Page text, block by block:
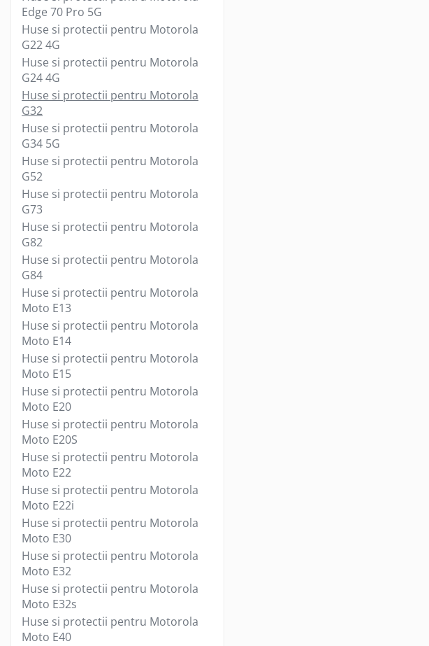
Mouse Pad Gaming
Tastatura Gaming
Accesorii IT
Accesorii laptop
Cooler laptop
Ventilatoare USB
Accesorii monitoare
Suporturi monitoare
Accesorii smartphone
Accesorii SIM
Adaptoare smartphone
Cabluri iPhone
Cabluri microUSB
Cabluri USB tip C
Casti cu cablu
Casti wireless
Gadgets smartphone
Huse smartphone
Incarcatoare wireless
Incarcator auto
Incarcator priza retea
Lentile smartphone
Microfoane pentru smartphone
Ochelari Virtuali pentru
smartphone
Selfie Stickuri & Stative pentru
Smartphone
Stickers smartphone
Stylus pen
Suport auto
Suport birou
Telecomanda Smart
Accesorii tablete
Folie tablete
Husa tableta
Edge 70 Pro 5G
Huse si protectii pentru Motorola
G22 4G
Huse si protectii pentru Motorola
G24 4G
Huse si protectii pentru Motorola
G32
Huse si protectii pentru Motorola
G34 5G
Huse si protectii pentru Motorola
G52
Huse si protectii pentru Motorola
G73
Huse si protectii pentru Motorola
G82
Huse si protectii pentru Motorola
G84
Huse si protectii pentru Motorola
Moto E13
Huse si protectii pentru Motorola
Moto E14
Huse si protectii pentru Motorola
Moto E15
Huse si protectii pentru Motorola
Moto E20
Huse si protectii pentru Motorola
Moto E20S
Huse si protectii pentru Motorola
Moto E22
Huse si protectii pentru Motorola
Moto E22i
Huse si protectii pentru Motorola
Moto E30
Huse si protectii pentru Motorola
Moto E32
Huse si protectii pentru Motorola
Moto E32s
Huse si protectii pentru Motorola
Moto E40